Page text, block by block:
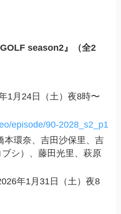
season2』（全2
1月24日（土）夜8時〜
episode/90-2028_s2_p1
本環奈、吉田沙保里、吉
シ）、藤田光里、萩原
年1月31日（土）夜8